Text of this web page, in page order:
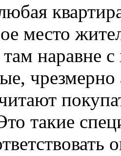
место
наравне
такие